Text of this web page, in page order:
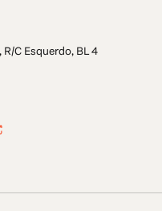
C Esquerdo, BL 4